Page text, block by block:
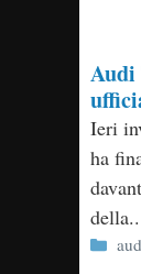
Audi
Ieri
ha
della..